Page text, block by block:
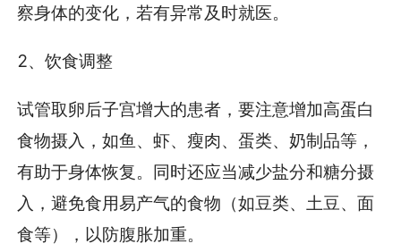
察身体的变化，若有异常及时就医。
2、饮食调整
试管取卵后子宫增大的患者，要注意增加高蛋白
食物摄入，如鱼、虾、瘦肉、蛋类、奶制品等，
有助于身体恢复。同时还应当减少盐分和糖分摄
入，避免食用易产气的食物（如豆类、土豆、面
食等），以防腹胀加重。